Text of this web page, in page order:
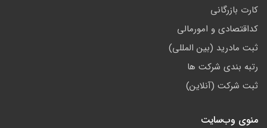
کارت بازرگانی
کداقتصادی و امورمالی
ثبت مادرید (بین المللی)
رتبه بندی شرکت ها
ثبت شرکت (آنلاین)
منوی وب‌سایت